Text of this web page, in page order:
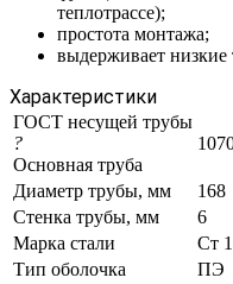
теплотрассе);
простота монтажа;
выдерживает низкие
Характеристики
ГОСТ несущей трубы
?
Основная труба
Диаметр трубы, мм
168
Стенка трубы, мм
6
Марка стали
Ст
Тип оболочка
ПЭ